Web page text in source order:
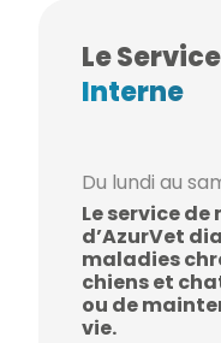
Le Service
Interne
Du lundi au
Le service
d’AzurVet
maladies
chiens et
ou de
vie.